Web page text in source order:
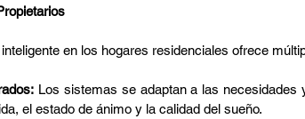
en los hogares residenciales ofrece
Los sistemas se adaptan a las necesidades
el estado de ánimo y la calidad del sueño.